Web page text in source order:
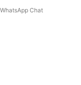
WhatsApp Chat